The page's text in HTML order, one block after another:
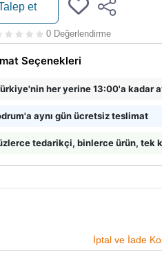
et
0 Değerlendirme
Seçenekleri
her yerine 13:00'a kadar
aynı gün ücretsiz teslimat
tedarikçi, binlerce ürün, tek
İptal ve İade